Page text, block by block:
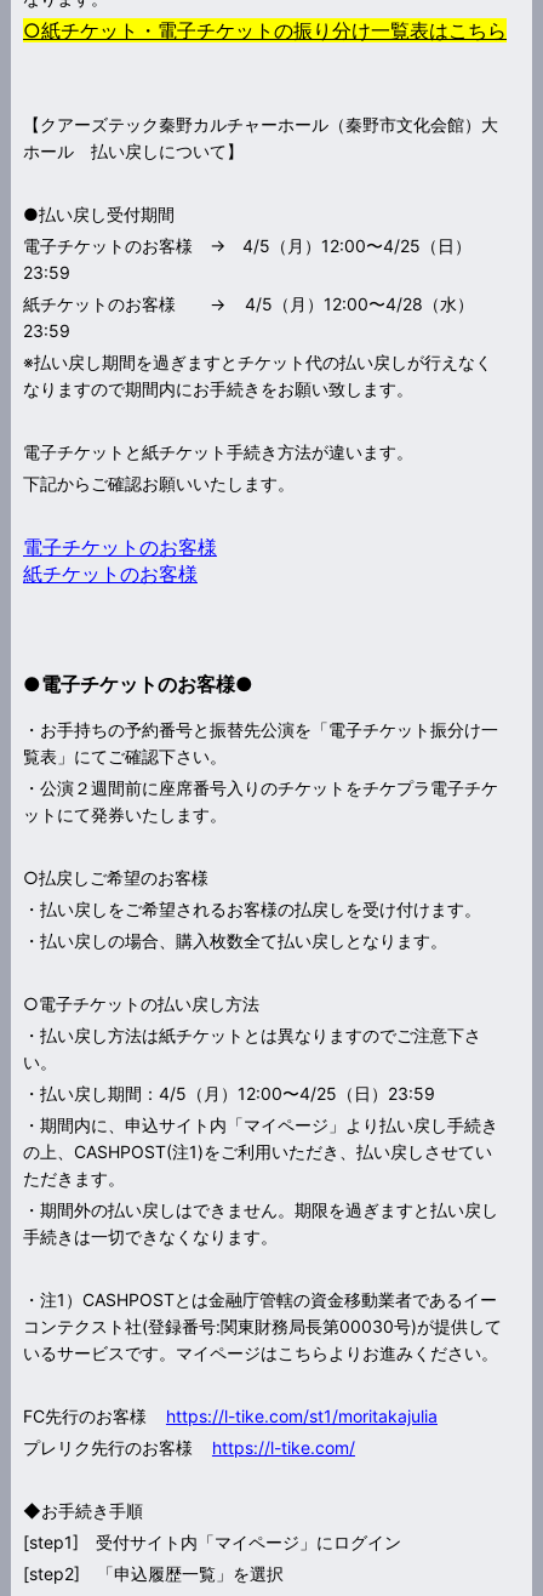
○紙チケット・電子チケットの振り分け一覧表はこちら
【クアーズテック秦野カルチャーホール（秦野市文化会館）大
ホール 払い戻しについて】
●払い戻し受付期間
電子チケットのお客様 → 4/5（月）12:00〜4/25（日）
23:59
紙チケットのお客様 → 4/5（月）12:00〜4/28（水）
23:59
※払い戻し期間を過ぎますとチケット代の払い戻しが行えなく
なりますので期間内にお手続きをお願い致します。
電子チケットと紙チケット手続き方法が違います。
下記からご確認お願いいたします。
電子チケットのお客様
紙チケットのお客様
●電子チケットのお客様●
・お手持ちの予約番号と振替先公演を「電子チケット振分け一
覧表」にてご確認下さい。
・公演２週間前に座席番号入りのチケットをチケプラ電子チケ
ットにて発券いたします。
○払戻しご希望のお客様
・払い戻しをご希望されるお客様の払戻しを受け付けます。
・払い戻しの場合、購入枚数全て払い戻しとなります。
○電子チケットの払い戻し方法
・払い戻し方法は紙チケットとは異なりますのでご注意下さ
い。
・払い戻し期間：4/5（月）12:00〜4/25（日）23:59
・期間内に、申込サイト内「マイページ」より払い戻し手続き
の上、CASHPOST(注1)をご利用いただき、払い戻しさせてい
ただきます。
・期間外の払い戻しはできません。期限を過ぎますと払い戻し
手続きは一切できなくなります。
・注1）CASHPOSTとは金融庁管轄の資金移動業者であるイー
コンテクスト社(登録番号:関東財務局長第00030号)が提供して
いるサービスです。マイページはこちらよりお進みください。
FC先行のお客様 https://l-tike.com/st1/moritakajulia
プレリク先行のお客様
https://l-tike.com/
◆お手続き手順
[step1] 受付サイト内「マイページ」にログイン
[step2] 「申込履歴一覧」を選択